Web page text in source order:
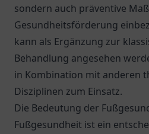
sondern auch präventive
Gesundheitsförderung
kann als Ergänzung zur
Behandlung angesehen
in Kombination mit anderen
Disziplinen zum Einsatz.
Die Bedeutung der
Fußgesundheit ist ein